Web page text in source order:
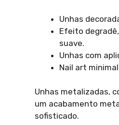
Unhas
Efeito
suave.
Unhas com
Nail art
Unhas metalizadas,
um acabamento
sofisticado.